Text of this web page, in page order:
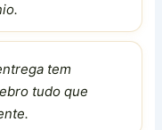
tem
tudo que